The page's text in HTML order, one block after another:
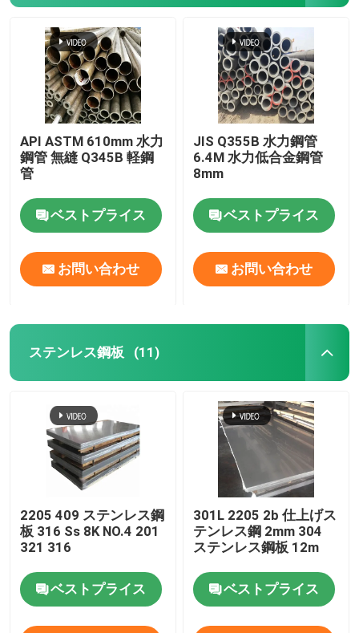
API ASTM 610mm 水力
鋼管 無縫 Q345B 軽鋼
管
ベストプライス
お問い合わせ
JIS Q355B 水力鋼管
6.4M 水力低合金鋼管
8mm
ベストプライス
お問い合わせ
ステンレス鋼板 (11)
2205 409 ステンレス鋼
板 316 Ss 8K NO.4 201
321 316
ベストプライス
301L 2205 2b 仕上げス
テンレス鋼 2mm 304
ステンレス鋼板 12m
ベストプライス